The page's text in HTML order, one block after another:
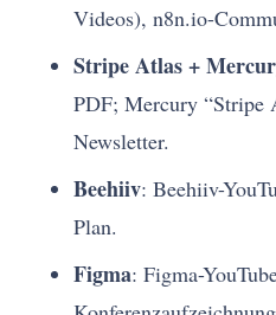
Videos), n8n.io-
Stripe Atlas +
PDF; Mercury “Stripe
Newsletter.
Beehiiv: Beehiiv-
Plan.
Figma: Figma-